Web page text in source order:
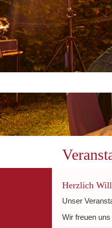
Herzlich
Unser
Wir freuen
0:00
2:00
5:00